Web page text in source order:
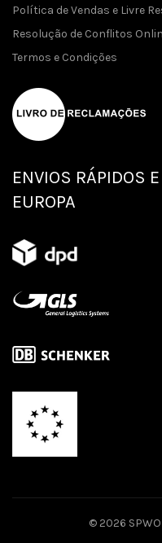
Política de Vendas e Livre
Resolução de Conflitos
Termos e Condições
ENVIOS RÁPIDOS
EUROPA
© 2026